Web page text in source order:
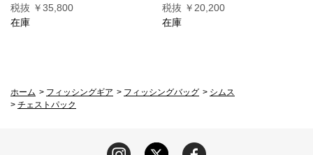
税抜 ￥35,800
在庫
税抜 ￥20,200
在庫
ホーム > フィッシングギア > フィッシングバッグ > シムス
> チェストパック